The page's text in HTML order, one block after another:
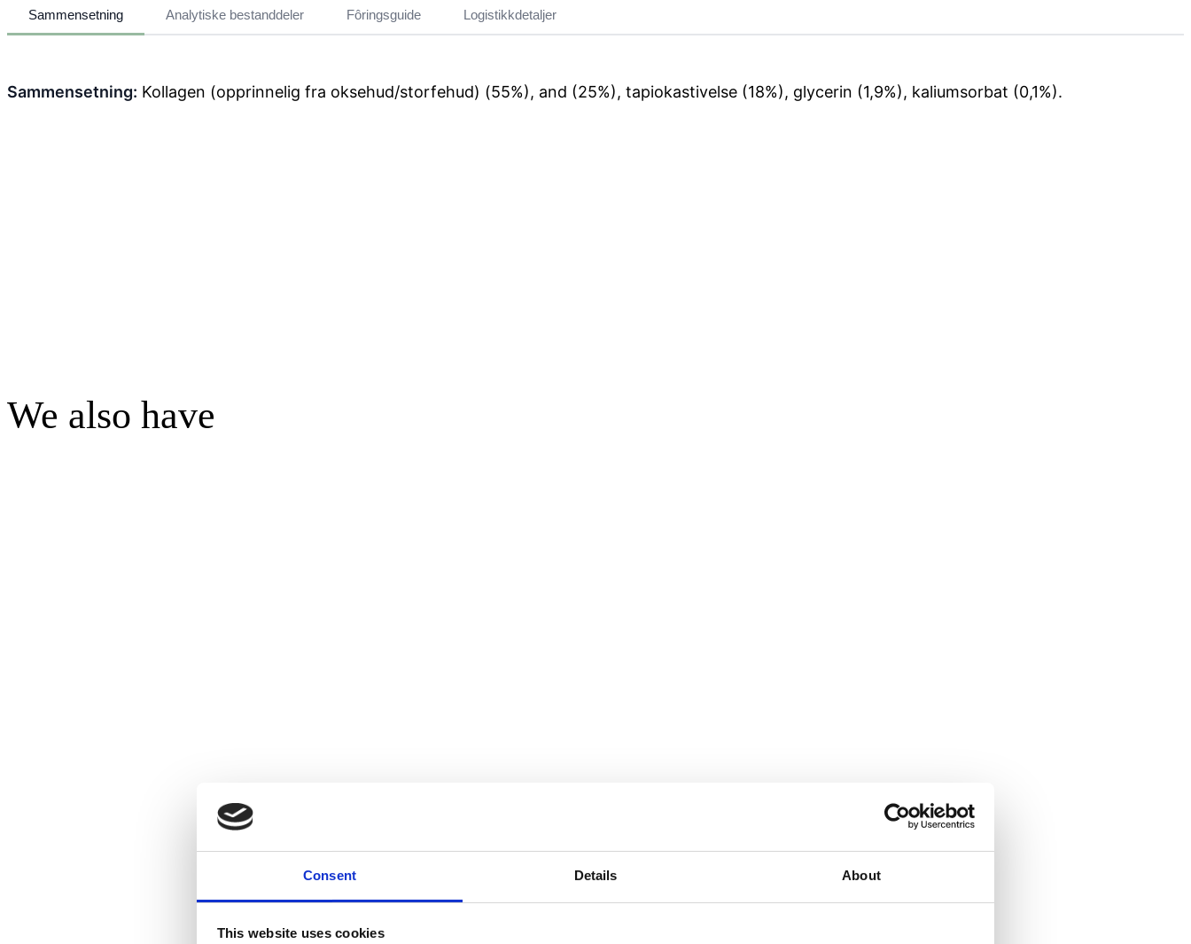
Consent Details About
This website uses cookies
Sammensetning Analytiske bestanddeler Fôringsguide Logistikkdetaljer
Sammensetning: Kollagen (opprinnelig fra oksehud/storfehud) (55%), and (25%), tapiokastivelse (18%), glycerin (1,9%), kaliumsorbat (0,1%).
We also have